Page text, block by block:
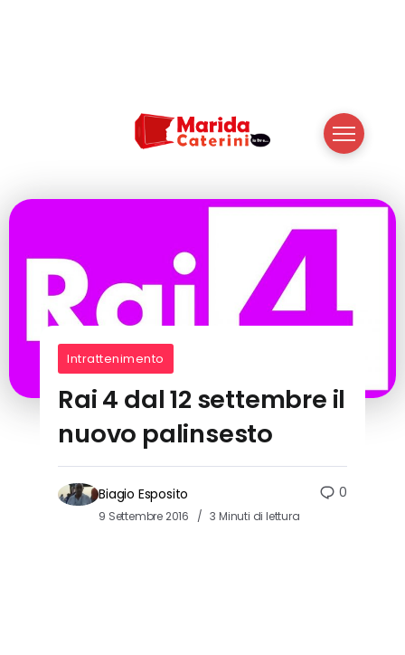
Intrattenimento
Rai 4 dal 12 settembre il
nuovo palinsesto
Biagio Esposito
9 Settembre 2016 3 Minuti di lettura
0